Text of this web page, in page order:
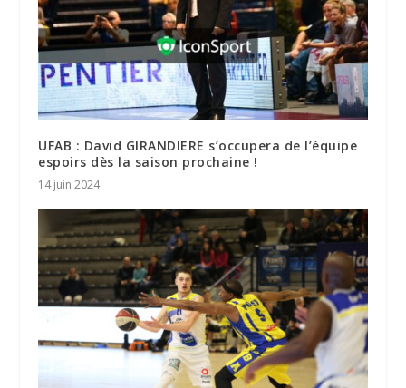
UFAB : David GIRANDIERE s’occupera de l’équipe
espoirs dès la saison prochaine !
14 juin 2024